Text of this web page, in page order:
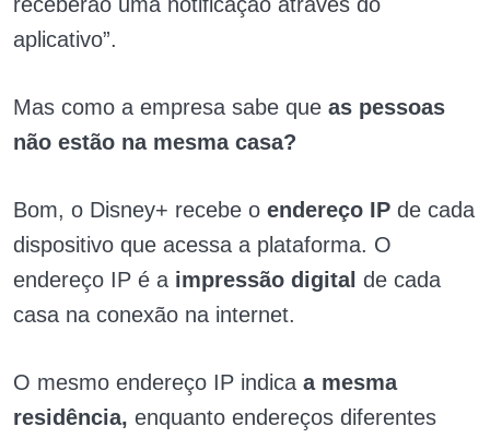
aplicativo”.
Mas como a empresa sabe que as pessoas
não estão na mesma casa?
Bom, o Disney+ recebe o endereço IP de cada
dispositivo que acessa a plataforma. O
endereço IP é a impressão digital de cada
casa na conexão na internet.
O mesmo endereço IP indica a mesma
residência, enquanto endereços diferentes